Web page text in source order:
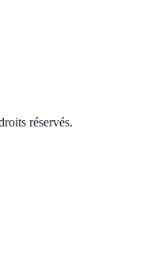
réservés.